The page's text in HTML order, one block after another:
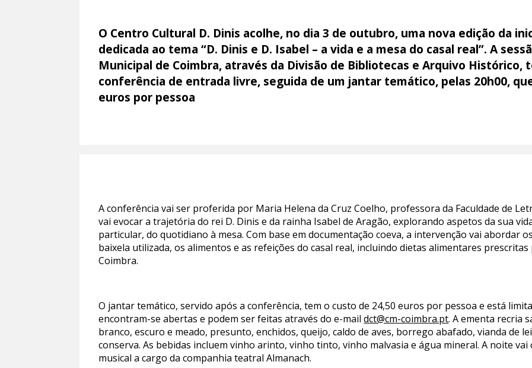
O Centro Cultural D. Dinis acolhe, no dia 3 de outubro, uma nova edição da
dedicada ao tema “D. Dinis e D. Isabel – a vida e a mesa do casal real”. A
Municipal de Coimbra, através da Divisão de Bibliotecas e Arquivo Histórico,
conferência de entrada livre, seguida de um jantar temático, pelas 20h00,
euros por pessoa
A conferência vai ser proferida por Maria Helena da Cruz Coelho, professora da Faculdade de
vai evocar a trajetória do rei D. Dinis e da rainha Isabel de Aragão, explorando aspetos da sua
particular, do quotidiano à mesa. Com base em documentação coeva, a intervenção vai abordar
baixela utilizada, os alimentos e as refeições do casal real, incluindo dietas alimentares
Coimbra.
O jantar temático, servido após a conferência, tem o custo de 24,50 euros por pessoa e está
encontram-se abertas e podem ser feitas através do e-maildct@cm-coimbra.pt. A ementa recria
branco, escuro e meado, presunto, enchidos, queijo, caldo de aves, borrego abafado, vianda de
conserva. As bebidas incluem vinho arinto, vinho tinto, vinho malvasia e água mineral. A noite vai
musical a cargo da companhia teatral Almanach.